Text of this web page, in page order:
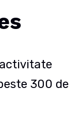
activitate
300 de